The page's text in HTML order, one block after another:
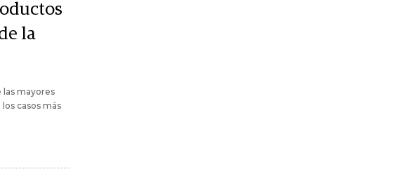
la
las mayores
casos más